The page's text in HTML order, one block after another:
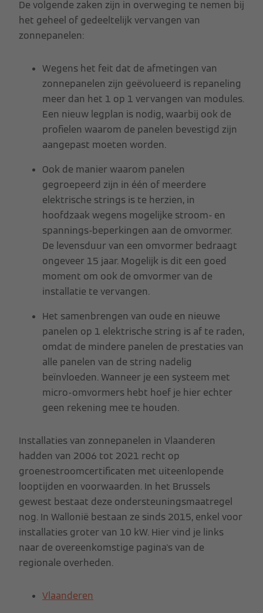
De volgende zaken zijn in overweging te nemen bij
het geheel of gedeeltelijk vervangen van
zonnepanelen:
Wegens het feit dat de afmetingen van
zonnepanelen zijn geëvolueerd is repaneling
meer dan het 1 op 1 vervangen van modules.
Een nieuw legplan is nodig, waarbij ook de
profielen waarom de panelen bevestigd zijn
aangepast moeten worden.
Ook de manier waarom panelen
gegroepeerd zijn in één of meerdere
elektrische strings is te herzien, in
hoofdzaak wegens mogelijke stroom- en
spannings-beperkingen aan de omvormer.
De levensduur van een omvormer bedraagt
ongeveer 15 jaar. Mogelijk is dit een goed
moment om ook de omvormer van de
installatie te vervangen.
Het samenbrengen van oude en nieuwe
panelen op 1 elektrische string is af te raden,
omdat de mindere panelen de prestaties van
alle panelen van de string nadelig
beïnvloeden. Wanneer je een systeem met
micro-omvormers hebt hoef je hier echter
geen rekening mee te houden.
Installaties van zonnepanelen in Vlaanderen
hadden van 2006 tot 2021 recht op
groenestroomcertificaten met uiteenlopende
looptijden en voorwaarden. In het Brussels
gewest bestaat deze ondersteuningsmaatregel
nog. In Wallonië bestaan ze sinds 2015, enkel voor
installaties groter van 10 kW. Hier vind je links
naar de overeenkomstige pagina's van de
regionale overheden.
Vlaanderen